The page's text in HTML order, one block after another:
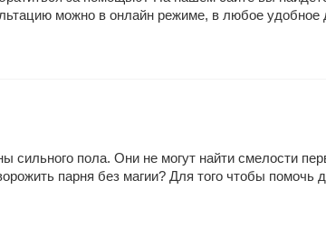
можно в онлайн режиме, в любое удобное
пола. Они не могут найти смелости
парня без магии? Для того чтобы помочь